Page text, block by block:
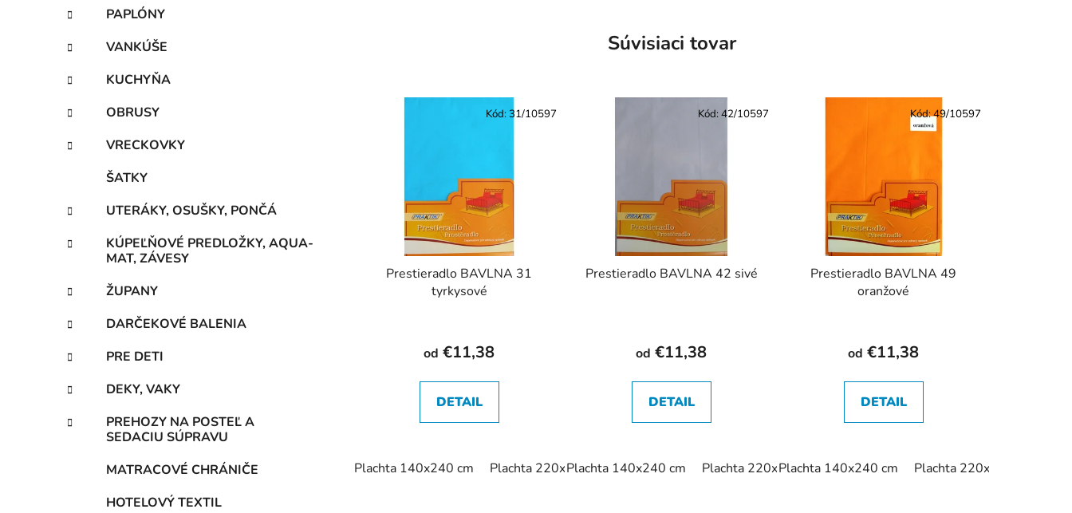
PAPLÓNY
VANKÚŠE
KUCHYŇA
OBRUSY
VRECKOVKY
ŠATKY
UTERÁKY, OSUŠKY, PONČÁ
KÚPEĽŇOVÉ PREDLOŽKY, AQUA-
MAT, ZÁVESY
ŽUPANY
DARČEKOVÉ BALENIA
PRE DETI
DEKY, VAKY
PREHOZY NA POSTEĽ A
SEDACIU SÚPRAVU
MATRACOVÉ CHRÁNIČE
HOTELOVÝ TEXTIL
Súvisiaci tovar
Prestieradlo BAVLNA 31
tyrkysové
od €11,38
DETAIL
Plachta 140x240 cm Plachta 220x240 cm
Kód:31/10597
Prestieradlo BAVLNA 42 sivé
od €11,38
DETAIL
Plachta 140x240 cm Plachta 220x240 cm
Kód:42/10597
Prestieradlo BAVLNA 49
oranžové
od €11,38
DETAIL
Plachta 140x240 cm Plachta 220x240 cm
Kód:49/10597